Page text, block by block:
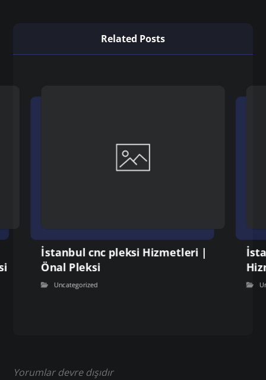
Related Posts
İstanbul cnc pleksi Hizmetleri |
Önal Pleksi
Uncategorized
Yorumlar devre dışıdır